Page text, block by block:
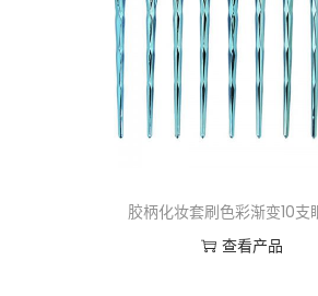
胶柄化妆套刷色彩渐变10支
查看产品